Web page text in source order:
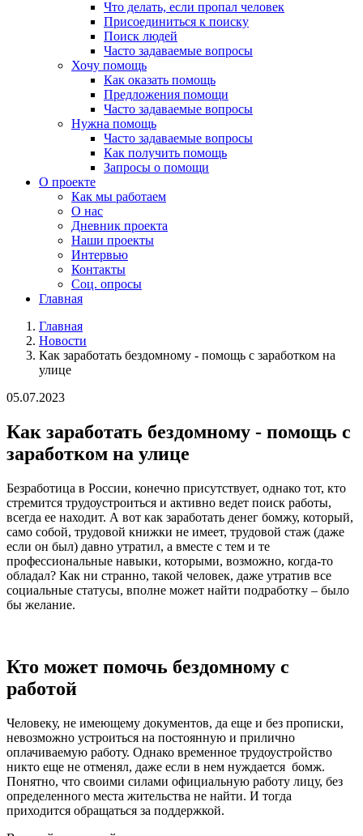
Что делать, если пропал человек
Присоединиться к поиску
Поиск людей
Часто задаваемые вопросы
Хочу помощь
Как оказать помощь
Предложения помощи
Часто задаваемые вопросы
Нужна помощь
Часто задаваемые вопросы
Как получить помощь
Запросы о помощи
О проекте
Как мы работаем
О нас
Дневник проекта
Наши проекты
Интервью
Контакты
Соц. опросы
Главная
Главная
Новости
Как заработать бездомному - помощь с заработком на
улице
05.07.2023
Как заработать бездомному - помощь с
заработком на улице
Безработица в России, конечно присутствует, однако тот, кто
стремится трудоустроиться и активно ведет поиск работы,
всегда ее находит. А вот как заработать денег бомжу, который,
само собой, трудовой книжки не имеет, трудовой стаж (даже
если он был) давно утратил, а вместе с тем и те
профессиональные навыки, которыми, возможно, когда-то
обладал? Как ни странно, такой человек, даже утратив все
социальные статусы, вполне может найти подработку – было
бы желание.
Кто может помочь бездомному с
работой
Человеку, не имеющему документов, да еще и без прописки,
невозможно устроиться на постоянную и прилично
оплачиваемую работу. Однако временное трудоустройство
никто еще не отменял, даже если в нем нуждается бомж.
Понятно, что своими силами официальную работу лицу, без
определенного места жительства не найти. И тогда
приходится обращаться за поддержкой.